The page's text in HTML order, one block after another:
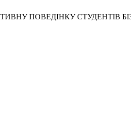
ПОВЕДІНКУ СТУДЕНТІВ